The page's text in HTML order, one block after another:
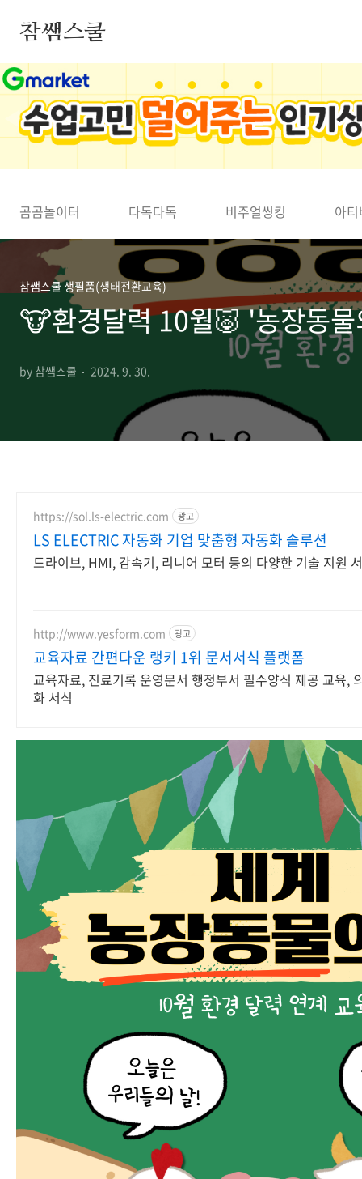
참쌤스쿨
◀
곰곰놀이터 다독다독 비주얼씽킹 아
참쌤스쿨 생필품(생태전환교육)
🐮환경달력 10월🐷 '농장동
by 참쌤스쿨 2024. 9. 30.
https://sol.ls-electric.com 광고
LS ELECTRIC 자동화 기업 맞춤형 자동화 솔루션
드라이브, HMI, 감속기, 리니어 모터 등의 다양한 기술 지원
http://www.yesform.com 광고
교육자료 간편다운 랭키 1위 문서서식 플랫폼
교육자료, 진료기록 운영문서 행정부서 필수양식 제공 교육,
화 서식